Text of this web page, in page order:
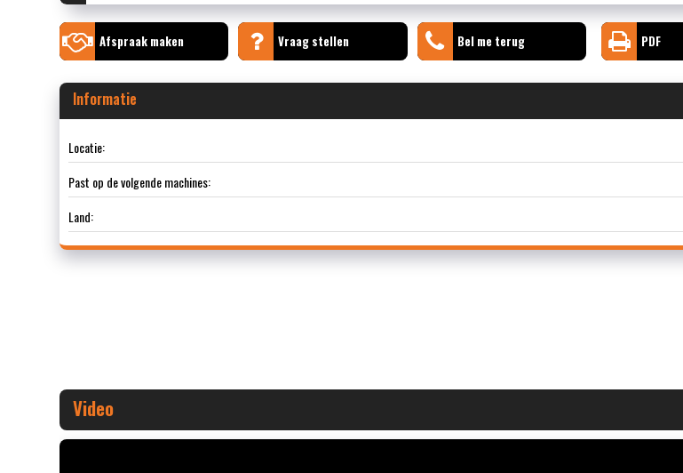
Afspraak maken Vraag stellen Bel me terug PDF
Informatie
Locatie:
Past op de volgende machines:
Land:
Video